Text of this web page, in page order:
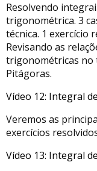
Resolvendo
trigonométrica. 3
técnica. 1 exercício
Revisando as
trigonométricas no
Pitágoras.
Vídeo 12: Integral
Veremos as
exercícios
Vídeo 13: Integral